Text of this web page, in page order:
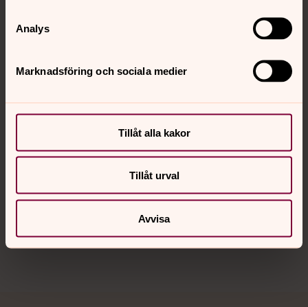
Analys
Marknadsföring och sociala medier
Tillåt alla kakor
Tillåt urval
Avvisa
Kalender
Hitta snabbt